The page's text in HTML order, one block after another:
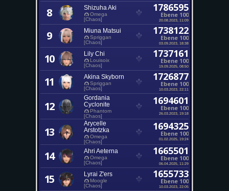
8 Shizuha Aki
Omega
[Chaos]
1786595
Ebene 100
20.08.2023, 11:09
9 Miuna Matsui
Spriggan
[Chaos]
1738122
Ebene 100
03.09.2023, 18:38
10 Lily Chi
Louisoix
[Chaos]
1737161
Ebene 100
19.09.2025, 08:50
11 Akina Skyborn
Spriggan
[Chaos]
1726877
Ebene 100
10.03.2023, 22:11
12
Gordania
Cyclonite
Phantom
[Chaos]
1694601
Ebene 100
26.03.2023, 19:18
13
Arycelle
Arstotzka
Omega
[Chaos]
1694325
Ebene 100
01.02.2025, 19:24
14 Ahri Aeterna
Omega
[Chaos]
1665501
Ebene 100
06.04.2025, 11:29
15 Lyrai Z'ers
Moogle
[Chaos]
1655733
Ebene 100
10.03.2023, 22:05